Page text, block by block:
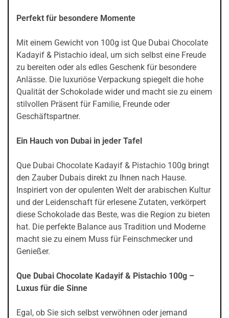
Perfekt für besondere Momente
Mit einem Gewicht von 100g ist Que Dubai Chocolate
Kadayif & Pistachio ideal, um sich selbst eine Freude
zu bereiten oder als edles Geschenk für besondere
Anlässe. Die luxuriöse Verpackung spiegelt die hohe
Qualität der Schokolade wider und macht sie zu einem
stilvollen Präsent für Familie, Freunde oder
Geschäftspartner.
Ein Hauch von Dubai in jeder Tafel
Que Dubai Chocolate Kadayif & Pistachio 100g bringt
den Zauber Dubais direkt zu Ihnen nach Hause.
Inspiriert von der opulenten Welt der arabischen Kultur
und der Leidenschaft für erlesene Zutaten, verkörpert
diese Schokolade das Beste, was die Region zu bieten
hat. Die perfekte Balance aus Tradition und Moderne
macht sie zu einem Muss für Feinschmecker und
Genießer.
Que Dubai Chocolate Kadayif & Pistachio 100g –
Luxus für die Sinne
Egal, ob Sie sich selbst verwöhnen oder jemand